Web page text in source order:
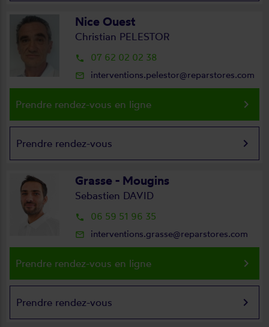
Nice Ouest
Christian PELESTOR
local_phone 07 62 02 02 38
mail_outline interventions.pelestor@reparstores.com
Prendre rendez-vous en ligne keyboard_arrow_right
Prendre rendez-vous keyboard_arrow_right
Grasse - Mougins
Sebastien DAVID
local_phone 06 59 51 96 35
mail_outline interventions.grasse@reparstores.com
Prendre rendez-vous en ligne keyboard_arrow_right
Prendre rendez-vous keyboard_arrow_right